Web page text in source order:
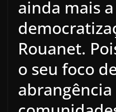
ainda mais a
Rouanet.
o seu foco
abrangência